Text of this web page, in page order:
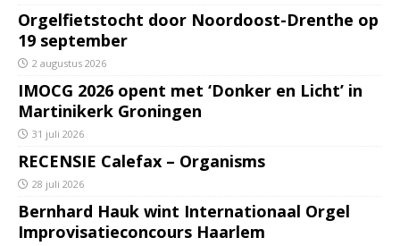
Orgelfietstocht door Noordoost-Drenthe op
19 september
2 augustus 2026
IMOCG 2026 opent met ‘Donker en Licht’ in
Martinikerk Groningen
31 juli 2026
RECENSIE Calefax – Organisms
28 juli 2026
Bernhard Hauk wint Internationaal Orgel
Improvisatieconcours Haarlem